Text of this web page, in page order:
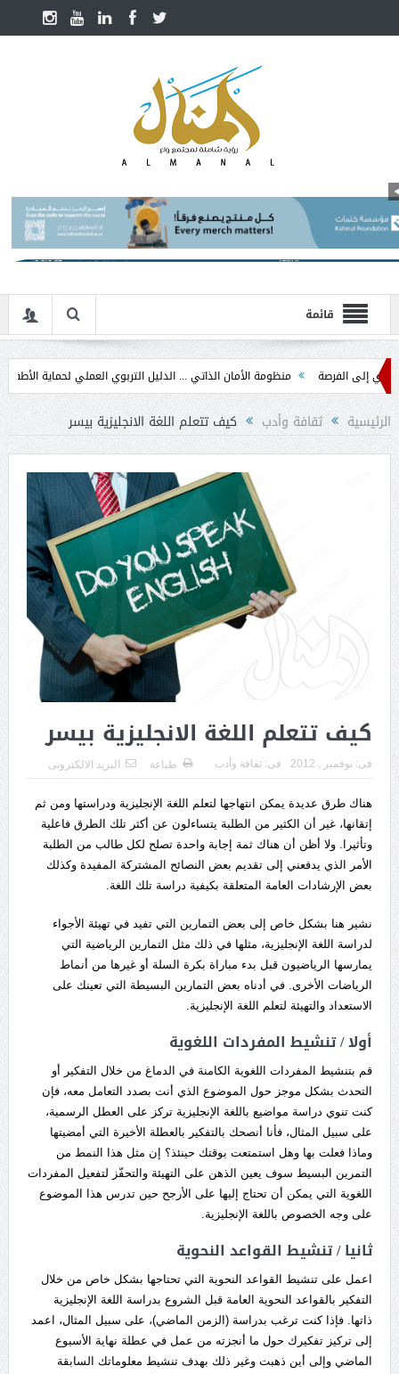
قائمة
الفرصة منظومة الأمان الذاتي ... الدليل التربوي العملي لحماية الأطفال في
الرئيسية ثقافة وأدب كيف تتعلم اللغة الانجليزية بيسر
كيف تتعلم اللغة الانجليزية بيسر
فى: نوفمبر , 2012 فى: ثقافة وأدب طباعة البريد الالكترونى
هناك طرق عديدة يمكن انتهاجها لتعلم اللغة الإنجليزية ودراستها ومن ثم
إتقانها، غير أن الكثير من الطلبة يتساءلون عن أكثر تلك الطرق فاعلية
وتأثيرا. ولا أظن أن هناك ثمة إجابة واحدة تصلح لكل طالب من الطلبة
الأمر الذي يدفعني إلى تقديم بعض النصائح المشتركة المفيدة وكذلك
بعض الإرشادات العامة المتعلقة بكيفية دراسة تلك اللغة.
نشير هنا بشكل خاص إلى بعض التمارين التي تفيد في تهيئة الأجواء
لدراسة اللغة الإنجليزية، مثلها في ذلك مثل التمارين الرياضية التي
يمارسها الرياضيون قبل بدء مباراة بكرة السلة أو غيرها من أنماط
الرياضات الأخرى. في أدناه بعض التمارين البسيطة التي تعينك على
الاستعداد والتهيئة لتعلم اللغة الإنجليزية.
أولا / تنشيط المفردات اللغوية
قم بتنشيط المفردات اللغوية الكامنة في الدماغ من خلال التفكير أو
التحدث بشكل موجز حول الموضوع الذي أنت بصدد التعامل معه، فإن
كنت تنوي دراسة مواضيع باللغة الإنجليزية تركز على العطل الرسمية،
على سبيل المثال، فأنا أنصحك بالتفكير بالعطلة الأخيرة التي أمضيتها
وماذا فعلت بها وهل استمتعت بوقتك حينئذ؟ إن مثل هذا النمط من
التمرين البسيط سوف يعين الذهن على التهيئة والتحفّز لتفعيل المفردات
اللغوية التي يمكن أن تحتاج إليها على الأرجح حين تدرس هذا الموضوع
على وجه الخصوص باللغة الإنجليزية.
ثانيا / تنشيط القواعد النحوية
اعمل على تنشيط القواعد النحوية التي تحتاجها بشكل خاص من خلال
التفكير بالقواعد النحوية العامة قبل الشروع بدراسة اللغة الإنجليزية
ذاتها. فإذا كنت ترغب بدراسة (الزمن الماضي)، على سبيل المثال، اعمد
إلى تركيز تفكيرك حول ما أنجزته من عمل في عطلة نهاية الأسبوع
الماضي وإلى أين ذهبت وغير ذلك بهدف تنشيط معلوماتك السابقة